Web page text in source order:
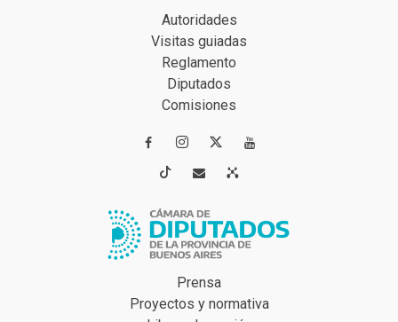
Autoridades
Visitas guiadas
Reglamento
Diputados
Comisiones
 
 
Prensa
Proyectos y normativa